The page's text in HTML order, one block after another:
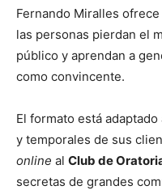
Fernando Miralles
las personas pierdan el
público y aprendan a
como convincente.
El formato está
y temporales de sus
online al Club de
secretas de grandes